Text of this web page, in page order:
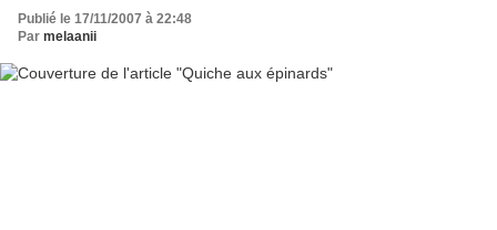
Publié le 17/11/2007 à 22:48
Par melaanii